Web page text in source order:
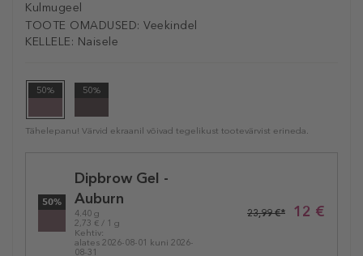
Kulmugeel
TOOTE OMADUSED: Veekindel
KELLELE: Naisele
50% 50%
Tähelepanu! Värvid ekraanil võivad tegelikust tootevärvist erineda.
variation
50%
Dipbrow Gel -
Auburn
4.40 g
2,73 € / 1 g
Kehtiv:
alates 2026-08-01 kuni 2026-
08-31
12 €
23,99 €*